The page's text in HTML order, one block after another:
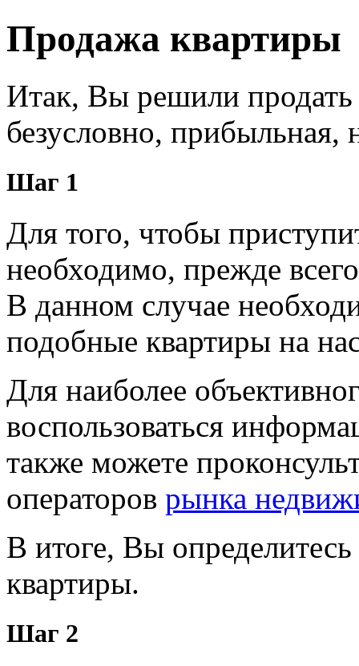
Продажа квартиры
Итак, Вы решили продать
безусловно, прибыльная,
Шаг 1
Для того, чтобы
необходимо, прежде
В данном случае
подобные квартиры на
Для наиболее
воспользоваться
также можете
операторов рынка
В итоге, Вы
квартиры.
Шаг 2